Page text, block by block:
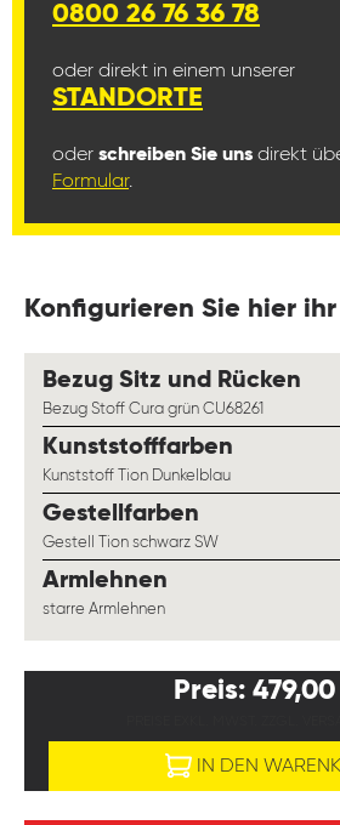
0800 26 76 36 78
oder direkt in einem unserer
STANDORTE
oder schreiben Sie uns direkt
Formular.
Konfigurieren Sie hier
Bezug Sitz und Rücken
Bezug Stoff Cura grün CU68261
Kunststofffarben
Kunststoff Tion Dunkelblau
Gestellfarben
Gestell Tion schwarz SW
Armlehnen
starre Armlehnen
Preis:
IN DEN